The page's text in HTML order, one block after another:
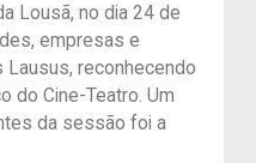
Lousã, no dia 24 de
empresas e
reconhecendo
do Cine-Teatro. Um
da sessão foi a